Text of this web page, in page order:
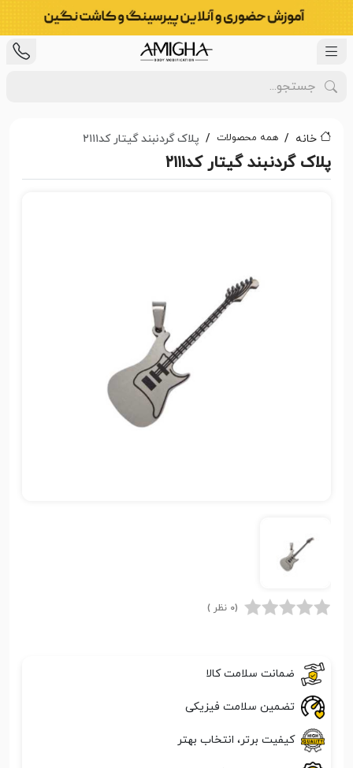
خانه همه محصولات پلاک گردنبند گیتار کد۲۱۱۱
پلاک گردنبند گیتار کد۲۱۱۱
(0 نظر )
ضمانت سلامت کالا
تضمین سلامت فیزیکی
کیفیت برتر، انتخاب بهتر